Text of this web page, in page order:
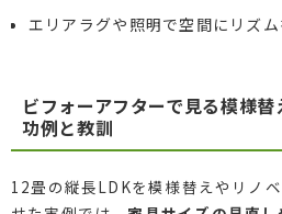
エリアラグや照明で空間にリズ
ビフォーアフターで見る模様
功例と教訓
12畳の縦長LDKを模様替えやリノ